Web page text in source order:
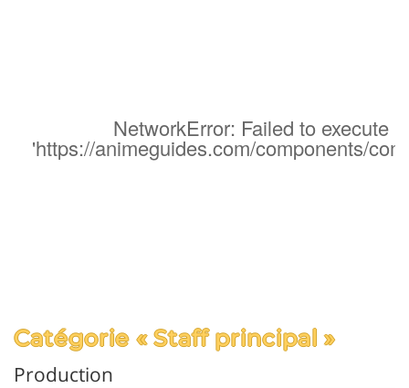
NetworkError: Failed to execute
'https://animeguides.com/components/
Catégorie « Staff principal »
Production